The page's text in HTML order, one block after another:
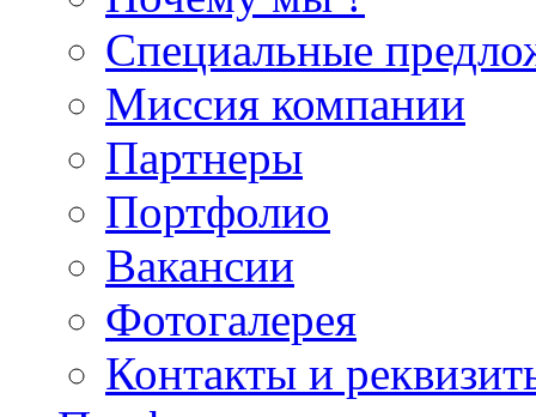
Специальные
Миссия компании
Партнеры
Портфолио
Вакансии
Фотогалерея
Контакты и